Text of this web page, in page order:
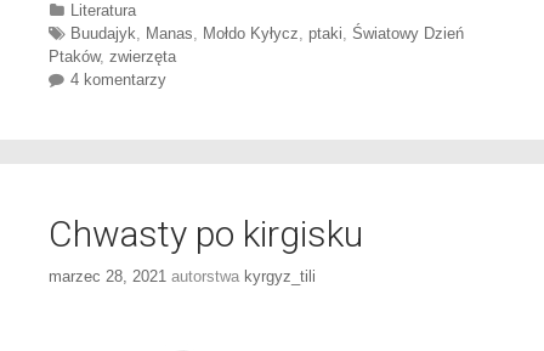
Categories
Literatura
Tags
Buudajyk, Manas, Mołdo Kyłycz, ptaki, Światowy Dzień
Ptaków, zwierzęta
4 komentarzy
Chwasty po kirgisku
marzec 28, 2021 autorstwa kyrgyz_tili